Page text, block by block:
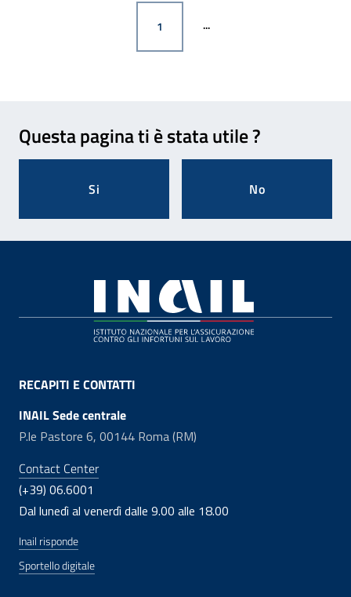
PAGINA
1
Questa pagina ti è stata utile ?
Si No
RECAPITI E CONTATTI
INAIL Sede centrale
P.le Pastore 6, 00144 Roma (RM)
Contact Center
(+39) 06.6001
Dal lunedì al venerdì dalle 9.00 alle 18.00
Inail risponde
Sportello digitale